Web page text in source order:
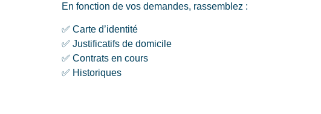
En fonction de vos demandes, rassemblez :
✅ Carte d’identité
✅ Justificatifs de domicile
✅ Contrats en cours
✅ Historiques